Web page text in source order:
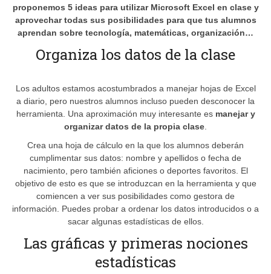
proponemos 5 ideas para utilizar Microsoft Excel en clase y
aprovechar todas sus posibilidades para que tus alumnos
aprendan sobre tecnología, matemáticas, organización…
Organiza los datos de la clase
Los adultos estamos acostumbrados a manejar hojas de Excel
a diario, pero nuestros alumnos incluso pueden desconocer la
herramienta. Una aproximación muy interesante es manejar y
organizar datos de la propia clase
Crea una hoja de cálculo en la que los alumnos deberán
cumplimentar sus datos: nombre y apellidos o fecha de
nacimiento, pero también aficiones o deportes favoritos. El
objetivo de esto es que se introduzcan en la herramienta y que
comiencen a ver sus posibilidades como gestora de
información. Puedes probar a ordenar los datos introducidos o a
sacar algunas estadísticas de ellos.
Las gráficas y primeras nociones
estadísticas